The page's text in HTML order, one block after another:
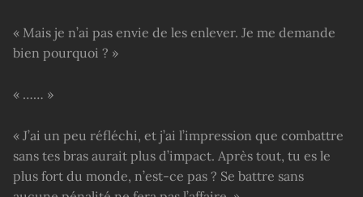
« Mais je n’ai pas envie de les enlever. Je me demande
bien pourquoi ? »
« …… »
« J’ai un peu réfléchi, et j’ai l’impression que combattre
sans tes bras aurait plus d’impact. Après tout, tu es le
plus fort du monde, n’est-ce pas ? Se battre sans